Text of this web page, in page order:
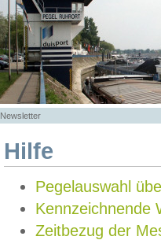
Newsletter
Hilfe
Pegelauswahl
Kennzeichnende
Zeitbezug der